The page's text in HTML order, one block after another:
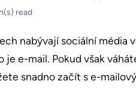
read
nabývají sociální
je e-mail. Pokud však
snadno začít s e-